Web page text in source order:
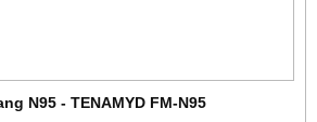
N95 - TENAMYD FM-N95